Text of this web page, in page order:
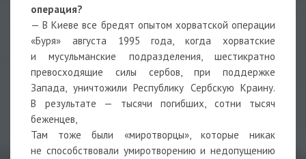
операция?
— В Киеве все бредят опытом хорватской операции
«Буря» августа 1995 года, когда хорватские
и мусульманские подразделения, шестикратно
превосходящие силы сербов, при поддержке
Запада, уничтожили Республику Сербскую Краину.
В результате — тысячи погибших, сотни тысяч
беженцев,
Там тоже были «миротворцы», которые никак
не способствовали умиротворению и недопущению